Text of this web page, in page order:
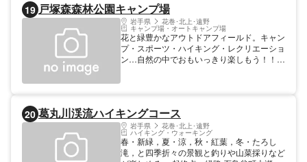
19 戸塚森森林公園キャンプ場
岩手県 花巻･北上･遠野
キャンプ場・オートキャンプ場
花と緑豊かなアウトドアフィールド。キャン
プ・スポーツ・ハイキング・レクリエーショ
ン…自然の中でおもいっきり楽しもう！！
画・バンガロー5棟・ファイヤーサークル・
炊事場
20 葛丸川渓流ハイキングコース
岩手県 花巻･北上･遠野
ハイキング・ウォーキング
春・新緑，夏・涼，秋・紅葉，冬・たろし
滝，と四季折々の景観と釣りや山菜採りなど